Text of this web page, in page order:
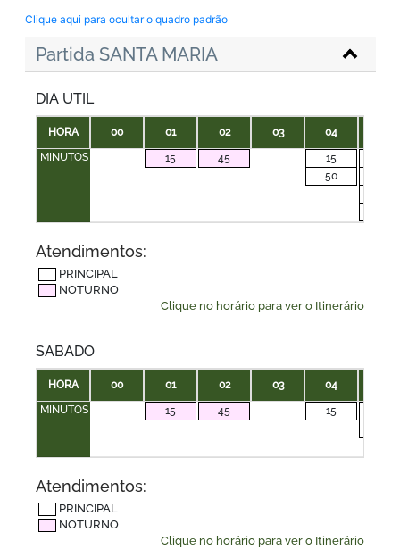
Clique aqui para ocultar o quadro padrão
Partida SANTA MARIA
DIA UTIL
HORA 00 01 02 03 04
MINUTOS
15 45
15
50
Atendimentos:
PRINCIPAL
NOTURNO
Clique no horário para ver o Itinerário
SABADO
HORA 00 01 02 03 04
MINUTOS
15 45 15
Atendimentos:
PRINCIPAL
NOTURNO
Clique no horário para ver o Itinerário